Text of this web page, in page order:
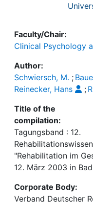
Faculty/Chair:
Clinical Psychology
Author:
Schwiersch, M. ;
Reinecker, Hans
;
Title of the
compilation:
Tagungsband : 12.
"Rehabilitation im
12. März 2003 in
Corporate Body:
Verband Deutscher